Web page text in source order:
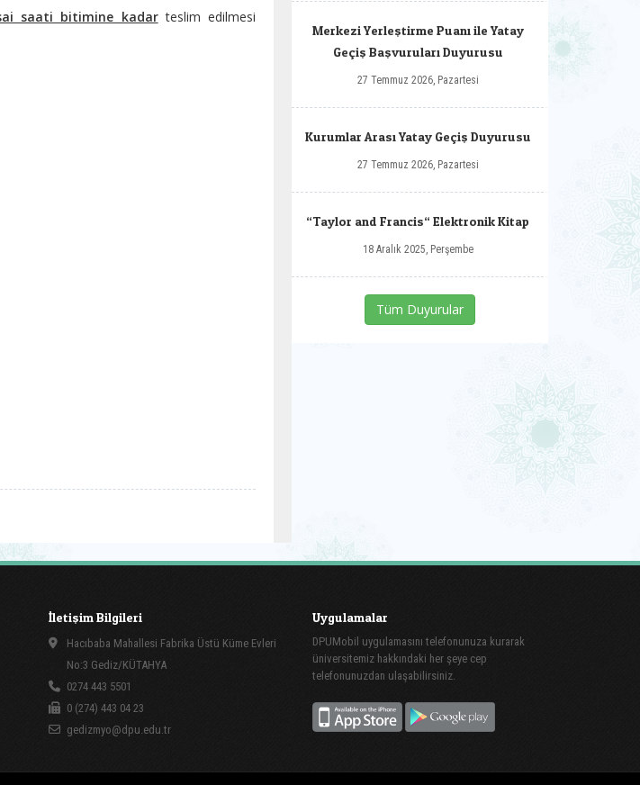
saati bitimine kadarteslim edilmesi
Merkezi Yerleştirme Puanı ile Yatay
Geçiş Başvuruları Duyurusu
27 Temmuz 2026, Pazartesi
Kurumlar Arası Yatay Geçiş Duyurusu
27 Temmuz 2026, Pazartesi
“Taylor and Francis“ Elektronik Kitap
18 Aralık 2025, Perşembe
Tüm Duyurular
İletişim Bilgileri
Hacıbaba Mahallesi Fabrika Üstü Küme Evleri
No:3 Gediz/KÜTAHYA
0274 443 5501
0 (274) 443 04 23
gedizmyo@dpu.edu.tr
Uygulamalar
DPUMobil uygulamasını telefonunuza kurarak
üniversitemiz hakkındaki her şeye cep
telefonunuzdan ulaşabilirsiniz.